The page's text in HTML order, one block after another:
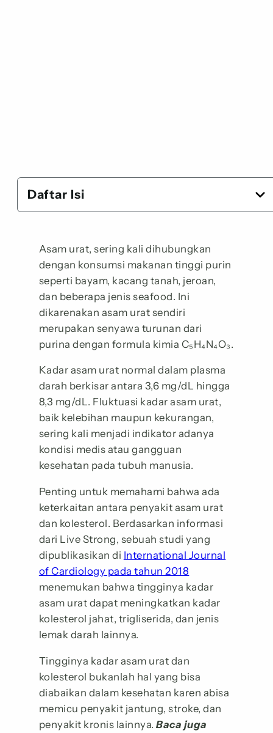
Daftar Isi
Asam urat, sering kali dihubungkan
dengan konsumsi makanan tinggi purin
seperti bayam, kacang tanah, jeroan,
dan beberapa jenis seafood. Ini
dikarenakan asam urat sendiri
merupakan senyawa turunan dari
purina dengan formula kimia C₅H₄N₄O₃.
Kadar asam urat normal dalam plasma
darah berkisar antara 3,6 mg/dL hingga
8,3 mg/dL. Fluktuasi kadar asam urat,
baik kelebihan maupun kekurangan,
sering kali menjadi indikator adanya
kondisi medis atau gangguan
kesehatan pada tubuh manusia.
Penting untuk memahami bahwa ada
keterkaitan antara penyakit asam urat
dan kolesterol. Berdasarkan informasi
dari Live Strong, sebuah studi yang
dipublikasikan di International Journal
of Cardiology pada tahun 2018
menemukan bahwa tingginya kadar
asam urat dapat meningkatkan kadar
kolesterol jahat, trigliserida, dan jenis
lemak darah lainnya.
Tingginya kadar asam urat dan
kolesterol bukanlah hal yang bisa
diabaikan dalam kesehatan karen abisa
memicu penyakit jantung, stroke, dan
penyakit kronis lainnya.Baca juga